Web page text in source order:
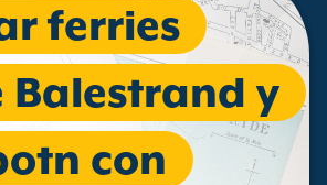
ferries
Balestrand y
con